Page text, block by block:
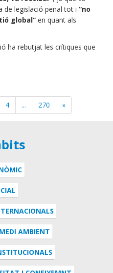
de legislació penal tot i “no
global” en quant als
ha rebutjat les crítiques que
4 ... 270 »
AMBIENT